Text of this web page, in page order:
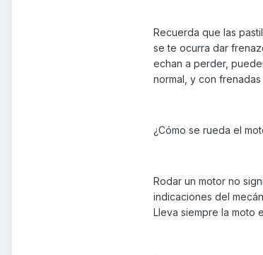
Recuerda que las
se te ocurra dar
echan a perder,
normal, y con
¿Cómo se rueda el
Rodar un motor no
indicaciones del
Lleva siempre la moto